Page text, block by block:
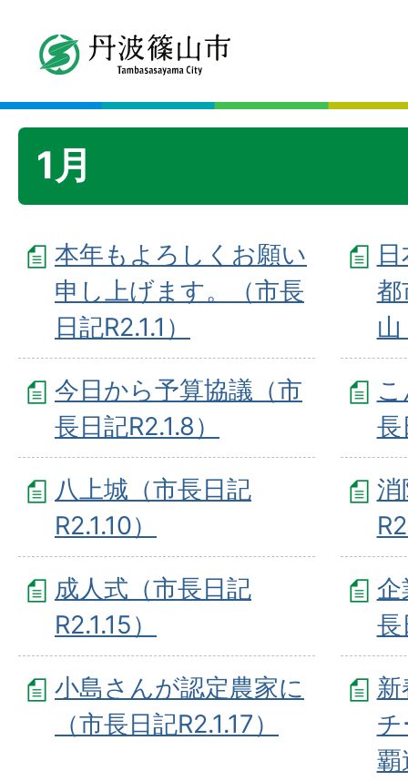
1月
本年もよろしくお願い
申し上げます。（市長
日記R2.1.1）
都
今日から予算協議（市
長日記R2.1.8）
長
八上城（市長日記
R2.1.10）
消
成人式（市長日記
R2.1.15）
企
長
小島さんが認定農家に
（市長日記R2.1.17）
覇